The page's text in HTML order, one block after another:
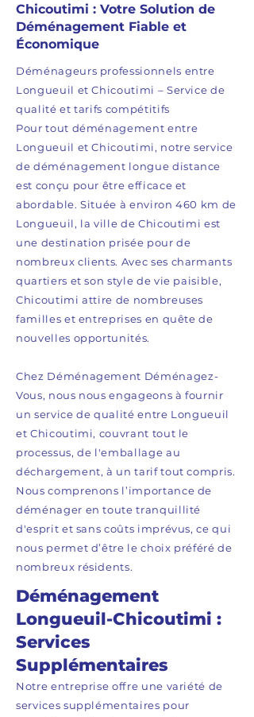
Chicoutimi : Votre Solution de
Déménagement Fiable et
Économique
Déménageurs professionnels entre
Longueuil et Chicoutimi – Service de
qualité et tarifs compétitifs
Pour tout déménagement entre
Longueuil et Chicoutimi, notre service
de déménagement longue distance
est conçu pour être efficace et
abordable. Située à environ 460 km de
Longueuil, la ville de Chicoutimi est
une destination prisée pour de
nombreux clients. Avec ses charmants
quartiers et son style de vie paisible,
Chicoutimi attire de nombreuses
familles et entreprises en quête de
nouvelles opportunités.
Chez Déménagement Déménagez-
Vous, nous nous engageons à fournir
un service de qualité entre Longueuil
et Chicoutimi, couvrant tout le
processus, de l'emballage au
déchargement, à un tarif tout compris.
Nous comprenons l’importance de
déménager en toute tranquillité
d'esprit et sans coûts imprévus, ce qui
nous permet d’être le choix préféré de
nombreux résidents.
Déménagement
Longueuil-Chicoutimi :
Services
Supplémentaires
Notre entreprise offre une variété de
services supplémentaires pour